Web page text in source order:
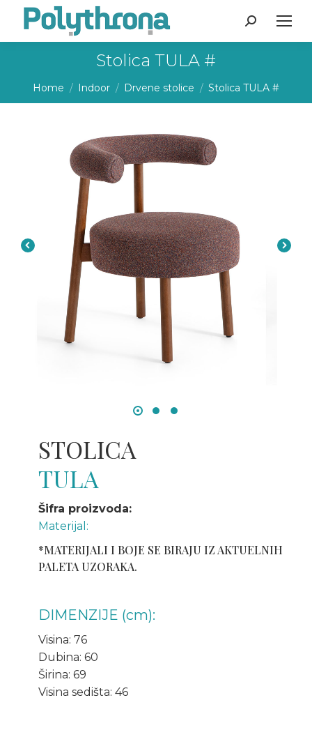
Search:
Stolica TULA #
You are here:
Home Indoor Drvene stolice Stolica TULA #
STOLICA
TULA
Šifra proizvoda:
Materijal:
*MATERIJALI I BOJE SE BIRAJU IZ AKTUELNIH
PALETA UZORAKA.
DIMENZIJE (cm):
Visina: 76
Dubina: 60
Širina: 69
Visina sedišta: 46